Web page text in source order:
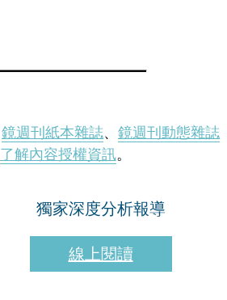
鏡週刊紙本雜誌、 鏡週刊動態雜誌
了解內容授權資訊。
獨家深度分析報導
線上閱讀